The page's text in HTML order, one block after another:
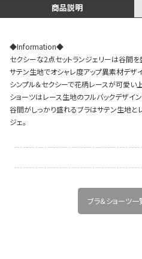
商品説明
◆Information◆
セクシーな2点セットランジェリーは谷間
サテン生地でオシャレ度アップ異素材デザ
シンプル＆セクシーで花柄レースが可愛い
ショーツはレース生地のフルバックデザイ
谷間がしっかり盛れるブラはサテン生地と
ジェ。
ブラ＆ショーツ